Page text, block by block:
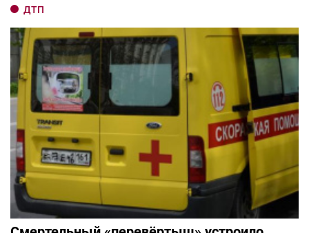
ДТП